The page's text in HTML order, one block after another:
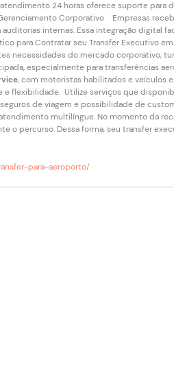
24 horas oferece suporte para
Corporativo Empresas
internas. Essa integração digital
para Contratar seu Transfer Executivo
necessidades do mercado corporativo,
especialmente para transferências
, com motoristas habilitados e veículos
flexibilidade. Utilize serviços que
de viagem e possibilidade de
multilíngue. No momento da
percurso. Dessa forma, seu transfer
para-aeroporto/